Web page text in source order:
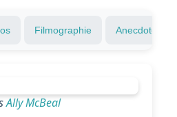
Filmographie Anecdotes
Ally McBeal